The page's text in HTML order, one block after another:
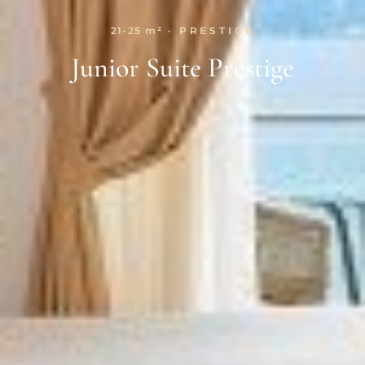
21-25 m² · PRESTIGE
Junior Suite Prestige